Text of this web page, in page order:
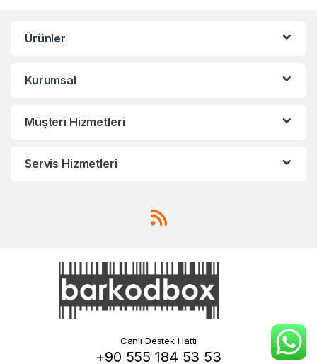
Ürünler
Kurumsal
Müşteri Hizmetleri
Servis Hizmetleri
Canlı Destek Hattı
+90 555 184 53 53